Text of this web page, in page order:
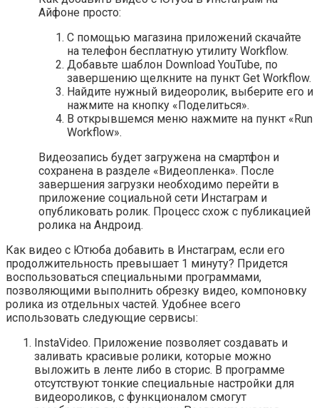
Айфоне просто:
С помощью магазина приложений скачайте
на телефон бесплатную утилиту Workflow.
Добавьте шаблон Download YouTube, по
завершению щелкните на пункт Get Workflow.
Найдите нужный видеоролик, выберите его и
нажмите на кнопку «Поделиться».
В открывшемся меню нажмите на пункт «Run
Workflow».
Видеозапись будет загружена на смартфон и
сохранена в разделе «Видеопленка». После
завершения загрузки необходимо перейти в
приложение социальной сети Инстаграм и
опубликовать ролик. Процесс схож с публикацией
ролика на Андроид.
Как видео с Ютюба добавить в Инстаграм, если его
продолжительность превышает 1 минуту? Придется
воспользоваться специальными программами,
позволяющими выполнить обрезку видео, компоновку
ролика из отдельных частей. Удобнее всего
использовать следующие сервисы:
InstaVideo. Приложение позволяет создавать и
заливать красивые ролики, которые можно
выложить в ленте либо в сторис. В программе
отсутствуют тонкие специальные настройки для
видеороликов, с функционалом смогут